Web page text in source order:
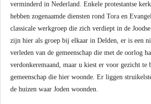
verminderd in Nederland. Enkele protestantse
hebben zogenaamde diensten rond Tora en
classicale werkgroep die zich verdiept in de
zijn hier als groep bij elkaar in Delden, er is een
verleden van de gemeenschap die met de oorlog
verdonkeremaand, maar u kiest er voor gezicht te
gemeenschap die hier woonde. Er liggen
de huizen waar Joden woonden.